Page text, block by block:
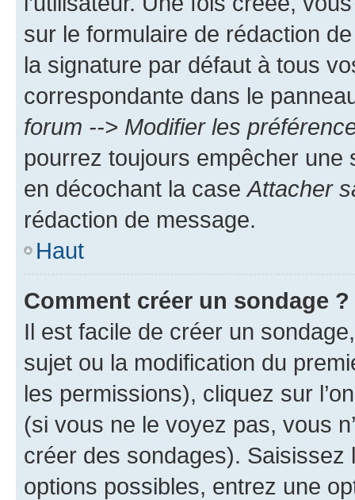
sur le formulaire de rédaction
la signature par défaut à tous
correspondante dans le
forum --> Modifier les
pourrez toujours empêcher une
en décochant la caseAttacher
rédaction de message.
Haut
Comment créer un sondage ?
Il est facile de créer un
sujet ou la modification du
les permissions), cliquez sur
(si vous ne le voyez pas, vous
créer des sondages).
options possibles, entrez une